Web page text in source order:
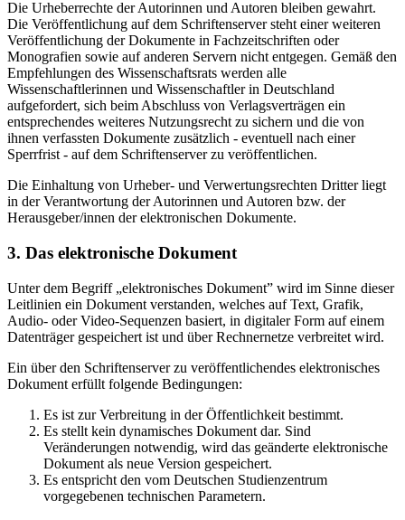
Die Urheberrechte der Autorinnen und Autoren bleiben gewahrt.
Die Veröffentlichung auf dem Schriftenserver steht einer weiteren
Veröffentlichung der Dokumente in Fachzeitschriften oder
Monografien sowie auf anderen Servern nicht entgegen. Gemäß den
Empfehlungen des Wissenschaftsrats werden alle
Wissenschaftlerinnen und Wissenschaftler in Deutschland
aufgefordert, sich beim Abschluss von Verlagsverträgen ein
entsprechendes weiteres Nutzungsrecht zu sichern und die von
ihnen verfassten Dokumente zusätzlich - eventuell nach einer
Sperrfrist - auf dem Schriftenserver zu veröffentlichen.
Die Einhaltung von Urheber- und Verwertungsrechten Dritter liegt
in der Verantwortung der Autorinnen und Autoren bzw. der
Herausgeber/innen der elektronischen Dokumente.
3. Das elektronische Dokument
Unter dem Begriff „elektronisches Dokument” wird im Sinne dieser
Leitlinien ein Dokument verstanden, welches auf Text, Grafik,
Audio- oder Video-Sequenzen basiert, in digitaler Form auf einem
Datenträger gespeichert ist und über Rechnernetze verbreitet wird.
Ein über den Schriftenserver zu veröffentlichendes elektronisches
Dokument erfüllt folgende Bedingungen:
Es ist zur Verbreitung in der Öffentlichkeit bestimmt.
Es stellt kein dynamisches Dokument dar. Sind
Veränderungen notwendig, wird das geänderte elektronische
Dokument als neue Version gespeichert.
Es entspricht den vom Deutschen Studienzentrum
vorgegebenen technischen Parametern.